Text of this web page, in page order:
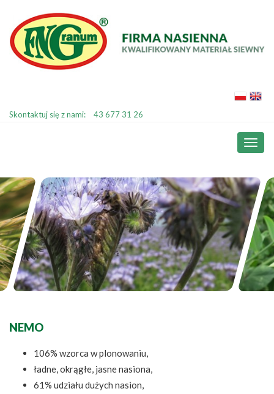
Skontaktuj się z nami: 43 677 31 26
NEMO
106% wzorca w plonowaniu,
ładne, okrągłe, jasne nasiona,
61% udziału dużych nasion,